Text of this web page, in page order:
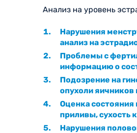
Анализ на уровень
Нарушения
анализ на
Проблемы с
информацию о
Подозрение на
опухоли яичников
Оценка
приливы, сухость
Нарушения